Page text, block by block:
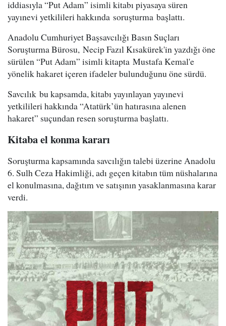
iddiasıyla “Put Adam” isimli kitabı piyasaya süren
yayınevi yetkilileri hakkında soruşturma başlattı.
Anadolu Cumhuriyet Başsavcılığı Basın Suçları
Soruşturma Bürosu, Necip Fazıl Kısakürek'in yazdığı öne
sürülen “Put Adam” isimli kitapta Mustafa Kemal'e
yönelik hakaret içeren ifadeler bulunduğunu öne sürdü.
Savcılık bu kapsamda, kitabı yayınlayan yayınevi
yetkilileri hakkında “Atatürk’ün hatırasına alenen
hakaret” suçundan resen soruşturma başlattı.
Kitaba el konma kararı
Soruşturma kapsamında savcılığın talebi üzerine Anadolu
6. Sulh Ceza Hakimliği, adı geçen kitabın tüm nüshalarına
el konulmasına, dağıtım ve satışının yasaklanmasına karar
verdi.